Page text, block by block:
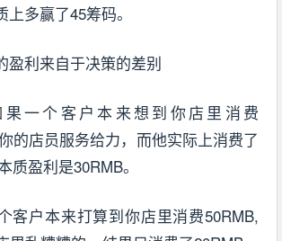
多赢了45筹码。
盈利来自于决策的差别
一个客户本来想到你店里消费
的店员服务给力，而他实际上消费了
质盈利是30RMB。
客户本来打算到你店里消费50RMB,